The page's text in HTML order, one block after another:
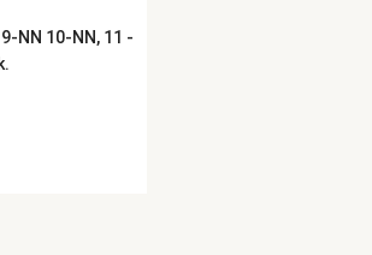
NN 10-NN, 11 -